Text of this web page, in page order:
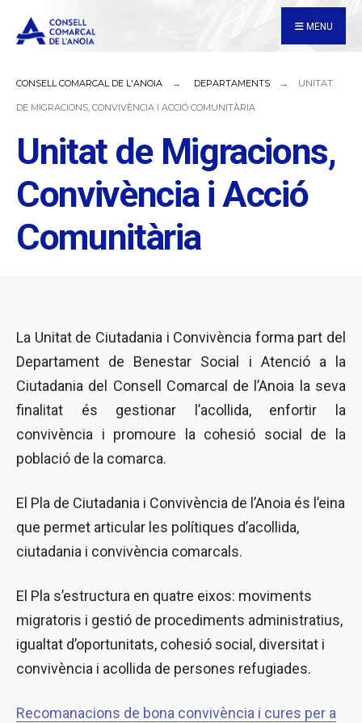
MENU
CONSELL COMARCAL DE L'ANOIA DEPARTAMENTS UNITAT
DE MIGRACIONS, CONVIVÈNCIA I ACCIÓ COMUNITÀRIA
Unitat de Migracions,
Convivència i Acció
Comunitària
La Unitat de Ciutadania i Convivència forma part del
Departament de Benestar Social i Atenció a la
Ciutadania del Consell Comarcal de l’Anoia la seva
finalitat és gestionar l’acollida, enfortir la
convivència i promoure la cohesió social de la
població de la comarca.
El Pla de Ciutadania i Convivència de l’Anoia és l’eina
que permet articular les polítiques d’acollida,
ciutadania i convivència comarcals.
El Pla s’estructura en quatre eixos: moviments
migratoris i gestió de procediments administratius,
igualtat d’oportunitats, cohesió social, diversitat i
convivència i acollida de persones refugiades.
Recomanacions de bona convivència i cures per a